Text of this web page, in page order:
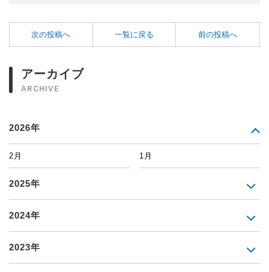
次の投稿へ 一覧に戻る 前の投稿へ
アーカイブ
ARCHIVE
2026年
2月 1月
2025年
2024年
2023年